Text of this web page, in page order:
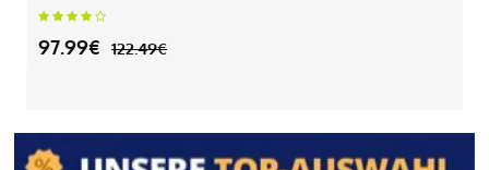
97.99€ 122.49€